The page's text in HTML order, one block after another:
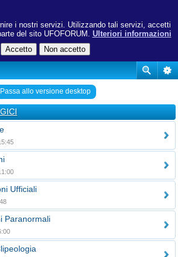
i nostri servizi. Utilizzando tali servizi, accetti
del sito UFOFORUM. Ulteriori informazioni
Passa allo versione desktop
Ufficiali
Paranormali